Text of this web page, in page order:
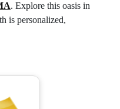
. Explore this oasis in
is personalized,